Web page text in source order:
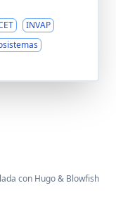
INVAP
con Hugo& Blowfish